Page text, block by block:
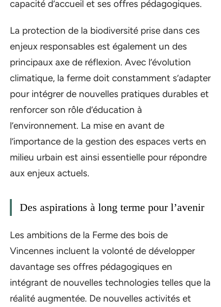
capacité d’accueil et ses offres pédagogiques.
La protection de la biodiversité prise dans ces
enjeux responsables est également un des
principaux axe de réflexion. Avec l’évolution
climatique, la ferme doit constamment s’adapter
pour intégrer de nouvelles pratiques durables et
renforcer son rôle d’éducation à
l’environnement. La mise en avant de
l’importance de la gestion des espaces verts en
milieu urbain est ainsi essentielle pour répondre
aux enjeux actuels.
Des aspirations à long terme pour l’avenir
Les ambitions de la Ferme des bois de
Vincennes incluent la volonté de développer
davantage ses offres pédagogiques en
intégrant de nouvelles technologies telles que la
réalité augmentée. De nouvelles activités et